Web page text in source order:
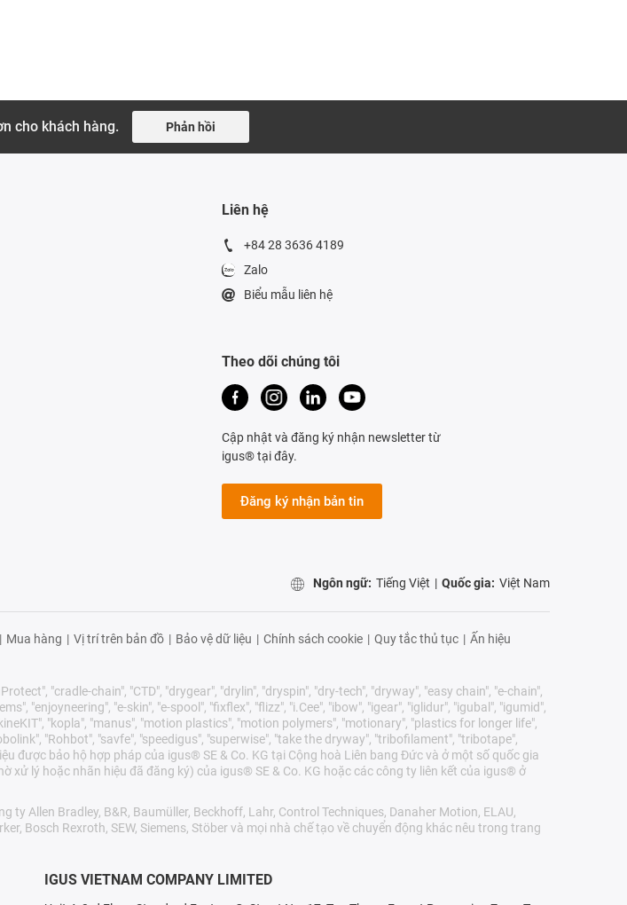
cho khách hàng. Phản hồi
Liên hệ
+84 28 3636 4189
Zalo
Biểu mẫu liên hệ
Theo dõi chúng tôi
Cập nhật và đăng ký nhận newsletter từ
igus® tại đây.
Đăng ký nhận bản tin
Ngôn ngữ: Tiếng Việt | Quốc gia: Việt Nam
| Mua hàng | Vị trí trên bản đồ | Bảo vệ dữ liệu | Chính sách cookie | Quy tắc thủ tục | Ấn hiệu
"cradle-chain", "CTD", "drygear", "drylin", "dryspin", "dry-tech", "dryway", "easy chain", "e-chain",
"enjoyneering", "e-skin", "e-spool", "fixflex", "flizz", "i.Cee", "ibow", "igear", "iglidur", "igubal", "igumid",
"kopla", "manus", "motion plastics", "motion polymers", "motionary", "plastics for longer life",
"Rohbot", "savfe", "speedigus", "superwise", "take the dryway", "tribofilament", "tribotape",
được bảo hộ hợp pháp của igus® SE & Co. KG tại Cộng hoà Liên bang Đức và ở một số quốc gia
xử lý hoặc nhãn hiệu đã đăng ký) của igus® SE & Co. KG hoặc các công ty liên kết của igus® ở
Allen Bradley, B&R, Baumüller, Beckhoff, Lahr, Control Techniques, Danaher Motion, ELAU,
Bosch Rexroth, SEW, Siemens, Stöber và mọi nhà chế tạo về chuyển động khác nêu trong trang
IGUS VIETNAM COMPANY LIMITED